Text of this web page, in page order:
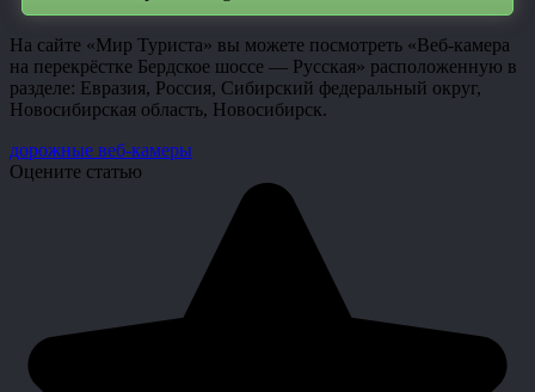
На сайте «Мир Туриста» вы можете посмотреть «Веб-камера
на перекрёстке Бердское шоссе — Русская» расположенную в
разделе: Евразия, Россия, Сибирский федеральный округ,
Новосибирская область, Новосибирск.
дорожные веб-камеры
Оцените статью